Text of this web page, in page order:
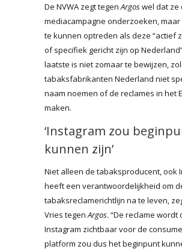
De NVWA zegt tegenArgoswel dat ze
mediacampagne onderzoeken, maar
te kunnen optreden als deze “actief
of specifiek gericht zijn op
laatste is niet zomaar te bewijzen,
tabaksfabrikanten Nederland niet
naam noemen of de reclames in het
maken.
‘Instagram zou
kunnen zijn’
Niet alleen de tabaksproducent, ook
heeft een verantwoordelijkheid om
tabaksreclamerichtlijn na te leven,
Vries tegenArgos. “De reclame wordt
Instagram zichtbaar voor de
platform zou dus het beginpunt